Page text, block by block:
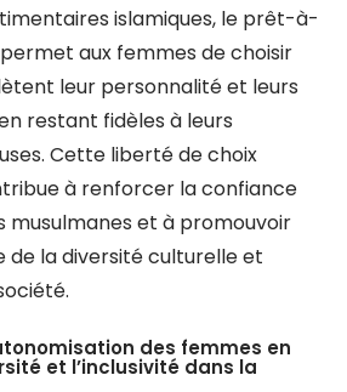
islamiques, le prêt-à-
aux femmes de choisir
leur personnalité et leurs
restant fidèles à leurs
Cette liberté de choix
à renforcer la confiance
musulmanes et à promouvoir
de la diversité culturelle et
des femmes en
et l’inclusivité dans la